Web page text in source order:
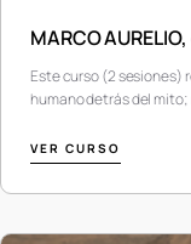
MARCO
Este curso (2 sesiones)
humano detrás del mito;
VER CURSO